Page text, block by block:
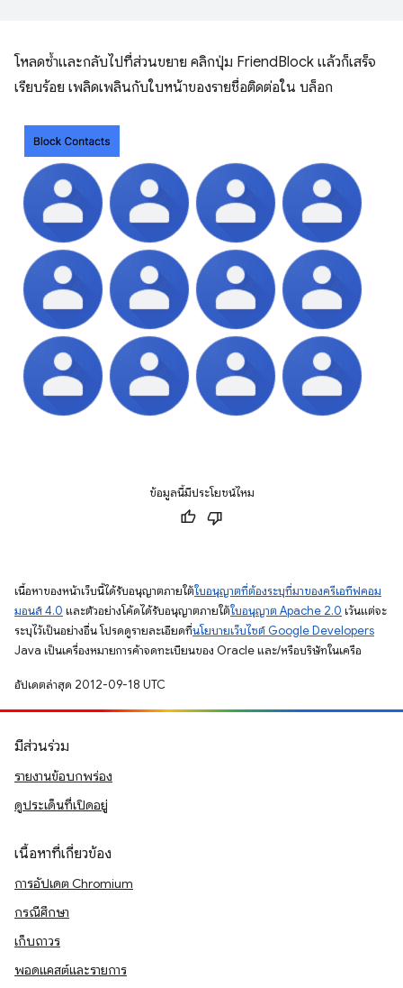
โหลดซ้ำและกลับไปที่ส่วนขยาย คลิกปุ่ม FriendBlock แล้วก็เสร็จ
เรียบร้อย เพลิดเพลินกับใบหน้าของรายชื่อติดต่อใน บล็อก
ข้อมูลนี้มีประโยชน์ไหม
เนื้อหาของหน้าเว็บนี้ได้รับอนุญาตภายใต้ใบอนุญาตที่ต้องระบุที่มาของครีเอทีฟคอม
มอนส์ 4.0 และตัวอย่างโค้ดได้รับอนุญาตภายใต้ใบอนุญาต Apache 2.0 เว้นแต่จะ
ระบุไว้เป็นอย่างอื่น โปรดดูรายละเอียดที่นโยบายเว็บไซต์ Google Developers
Java เป็นเครื่องหมายการค้าจดทะเบียนของ Oracle และ/หรือบริษัทในเครือ
อัปเดตล่าสุด 2012-09-18 UTC
มีส่วนร่วม
รายงานข้อบกพร่อง
ดูประเด็นที่เปิดอยู่
เนื้อหาที่เกี่ยวข้อง
การอัปเดต Chromium
กรณีศึกษา
เก็บถาวร
พอดแคสต์และรายการ